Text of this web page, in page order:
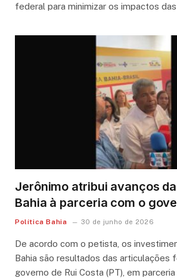
federal para minimizar os impactos
Jerônimo atribui avanços
Bahia à parceria com o
Política Bahia 30 de junho de 2026
De acordo com o petista, os
Bahia são resultados das articulações
governo de Rui Costa (PT), em